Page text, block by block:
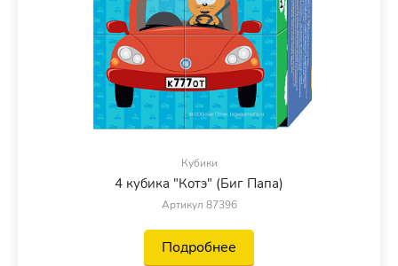
Кубики
4 кубика "Котэ" (Биг Папа)
Артикул 87396
Подробнее